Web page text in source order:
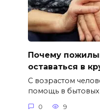
Почему
оставаться в
С возрастом
помощь в бытовых
0 9